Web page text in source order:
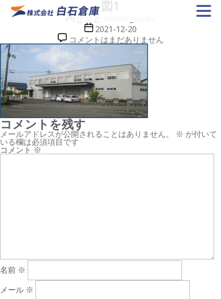
図1
投
稿
者
作成者:
投
稿
日
2021-12-20
図
1
へ
コメントはまだありません
コメントを残す
メールアドレスが公開されることはありません。 ※ が付いて
いる欄は必須項目です
コメント ※
名前 ※
メール ※